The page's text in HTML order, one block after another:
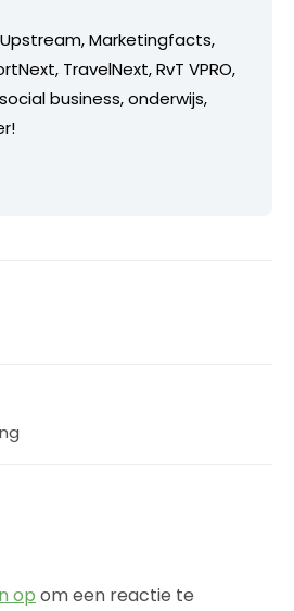
Marketingfacts,
TravelNext, RvT VPRO,
business, onderwijs,
op om een reactie te